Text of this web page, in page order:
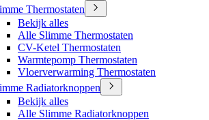
Thermostaten
Bekijk alles
Alle Slimme Thermostaten
CV-Ketel Thermostaten
Warmtepomp Thermostaten
Vloerverwarming Thermostaten
Radiatorknoppen
Bekijk alles
Alle Slimme Radiatorknoppen